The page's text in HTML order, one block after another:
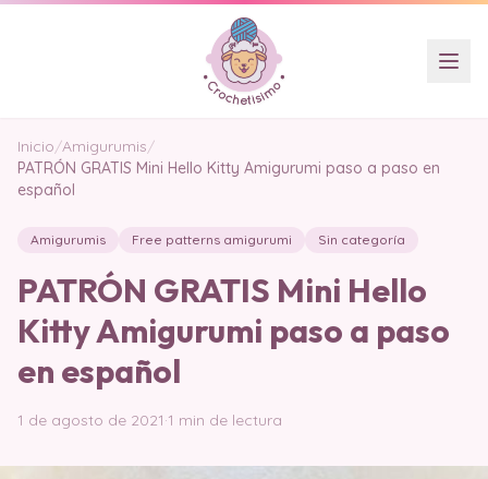
Inicio/Amigurumis/
PATRÓN GRATIS Mini Hello Kitty Amigurumi paso a paso en
español
Amigurumis Free patterns amigurumi Sin categoría
PATRÓN GRATIS Mini Hello
Kitty Amigurumi paso a paso
en español
1 de agosto de 2021·1 min de lectura